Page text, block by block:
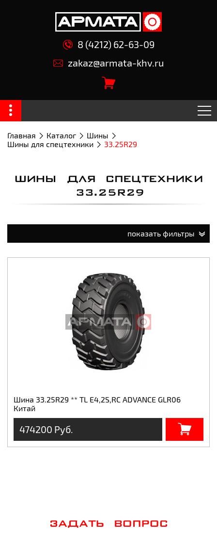
8 (4212) 62-63-09
zakaz@armata-khv.ru
Главная Каталог
Шины
Шины для спецтехники
33.25R29
ШИНЫ ДЛЯ СПЕЦТЕХНИКИ
33.25R29
показать фильтры
Шина 33.25R29 ** TL E4,2S,RC ADVANCE GLR06
Китай
474200 Руб.
ЗАДАТЬ ВОПРОС